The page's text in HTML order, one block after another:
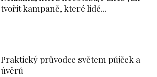
tvořit kampaně, které lidé...
Praktický průvodce světem půjček a
úvěrů